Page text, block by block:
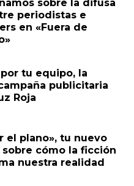
sobre la difusa
periodistas e
en «Fuera de
tu equipo, la
publicitaria
Roja
el plano», tu nuevo
cómo la ficción
nuestra realidad